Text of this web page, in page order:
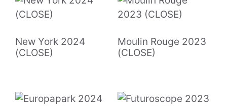
New York 2024
(CLOSE)
Moulin Rouge 2023
(CLOSE)